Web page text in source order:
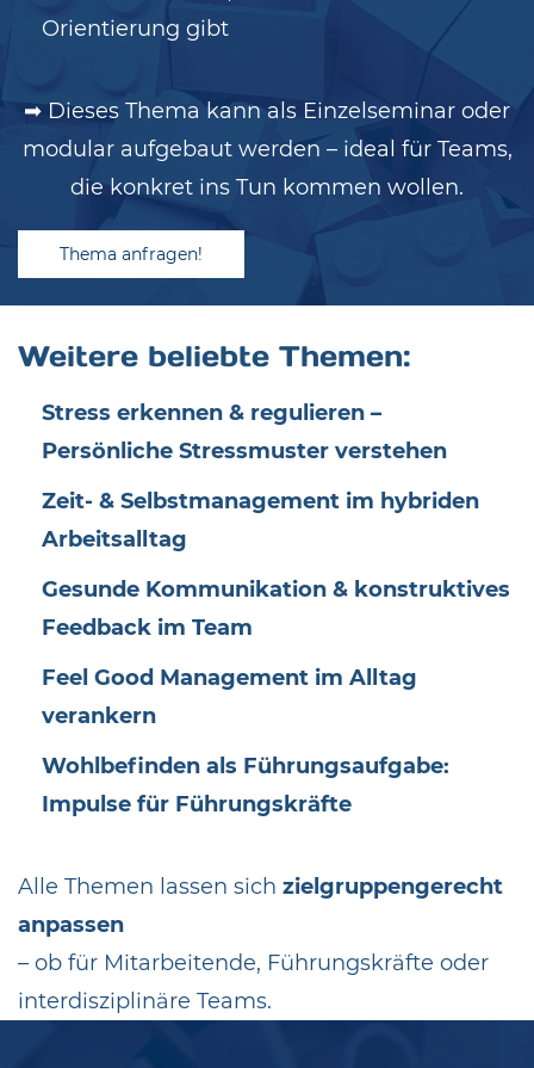
Orientierung gibt
➡ Dieses Thema kann als Einzelseminar oder
modular aufgebaut werden – ideal für Teams,
die konkret ins Tun kommen wollen.
Thema anfragen!
Weitere beliebte Themen:
Stress erkennen & regulieren –
Persönliche Stressmuster verstehen
Zeit- & Selbstmanagement im hybriden
Arbeitsalltag
Gesunde Kommunikation & konstruktives
Feedback im Team
Feel Good Management im Alltag
verankern
Wohlbefinden als Führungsaufgabe:
Impulse für Führungskräfte
Alle Themen lassen sich zielgruppengerecht
anpassen
– ob für Mitarbeitende, Führungskräfte oder
interdisziplinäre Teams.